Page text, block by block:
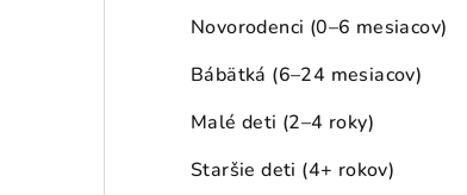
Novorodenci (0–6 mesiacov)
Bábätká (6–24 mesiacov)
Malé deti (2–4 roky)
Staršie deti (4+ rokov)